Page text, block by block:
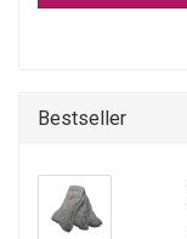
Bestseller